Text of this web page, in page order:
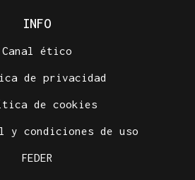
INFO
Canal ético
de privacidad
de cookies
y condiciones de uso
FEDER